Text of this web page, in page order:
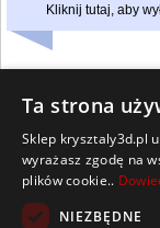
Kliknij tutaj, aby
Kontakt
Pomoc Strona
Ta strona
Sklep krysztaly3d.pl
wyrażasz zgodę na
plików cookie..
NIEZBĘDNE